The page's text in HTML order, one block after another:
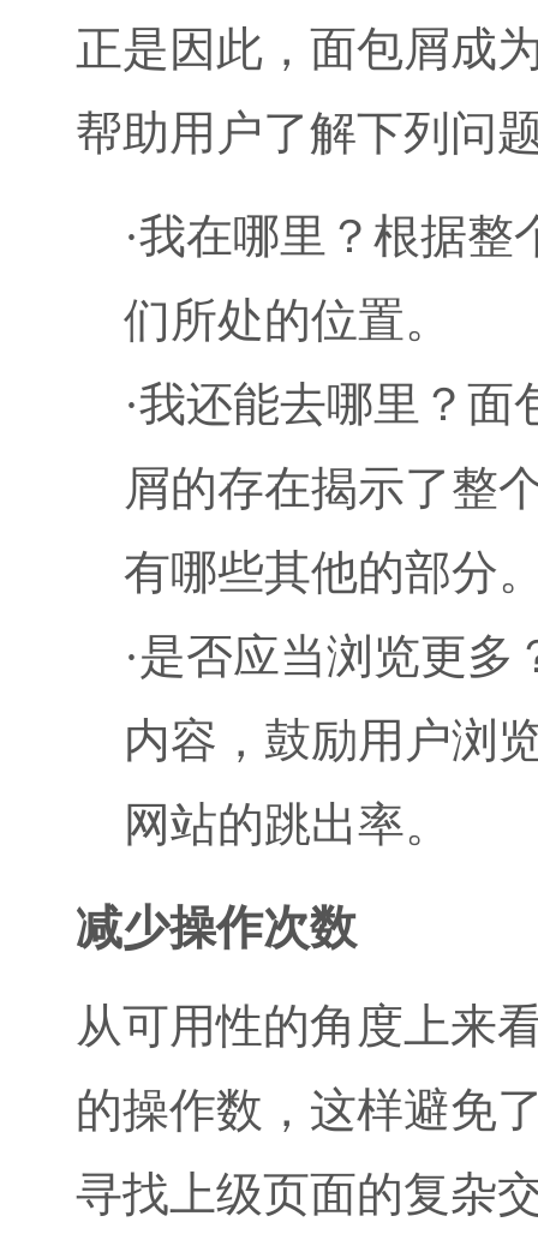
正是因此，面包屑成
帮助用户了解下列问
·我在哪里？根据
们所处的位置。
·我还能去哪里？
屑的存在揭示了整
有哪些其他的部分
·是否应当浏览更
内容，鼓励用户浏
网站的跳出率。
减少操作次数
从可用性的角度上来
的操作数，这样避免
寻找上级页面的复杂